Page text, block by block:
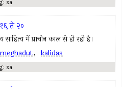
sa
ते २०
साहित्य में प्राचीन काल से ही रही है।
meghadut, kalidas
sa